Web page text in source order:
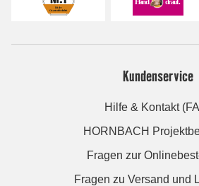
Kundenservice
Hilfe & Kontakt
HORNBACH
Fragen zur
Fragen zu Versand und